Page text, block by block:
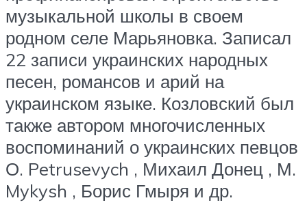
музыкальной школы в своем
родном селе Марьяновка. Записал
22 записи украинских народных
песен, романсов и арий на
украинском языке. Козловский был
также автором многочисленных
воспоминаний о украинских певцов
О. Petrusevych , Михаил Донец , М.
Mykysh , Борис Гмыря и др.